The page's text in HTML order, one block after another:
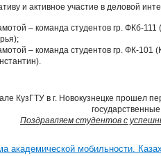
и активное участие в деловой
– команда студентов гр. ФКб-
– команда студентов гр. ФК-
КузГТУ в г. Новокузнецке прошел
Поздравляем студентов с
академической мобильности.